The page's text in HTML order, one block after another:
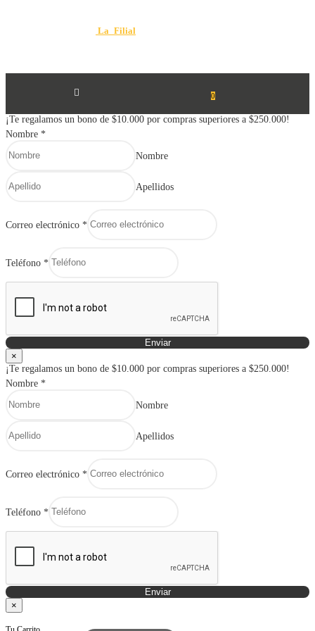
La_Filial
 0
¡Te regalamos un bono de $10.000 por compras superiores a $250.000!
Nombre *
Nombre
Apellidos
Correo electrónico *
Teléfono *
Enviar
×
¡Te regalamos un bono de $10.000 por compras superiores a $250.000!
Nombre *
Nombre
Apellidos
Correo electrónico *
Teléfono *
Enviar
×